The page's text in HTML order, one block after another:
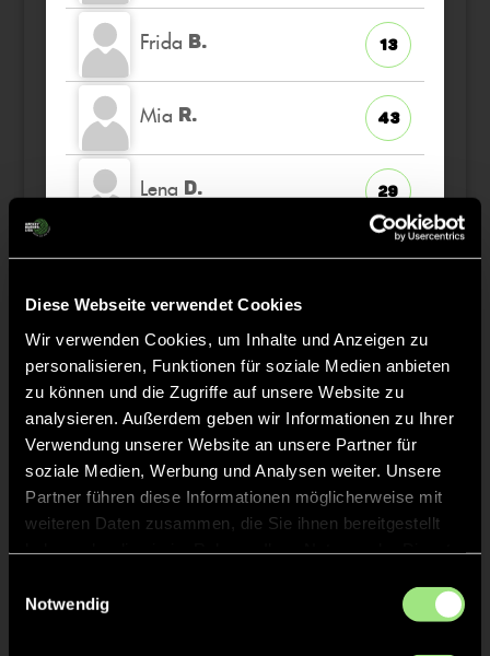
Diese Webseite verwendet Cookies
Wir verwenden Cookies, um Inhalte und Anzeigen zu
personalisieren, Funktionen für soziale Medien anbieten
zu können und die Zugriffe auf unsere Website zu
analysieren. Außerdem geben wir Informationen zu Ihrer
Verwendung unserer Website an unsere Partner für
soziale Medien, Werbung und Analysen weiter. Unsere
Partner führen diese Informationen möglicherweise mit
weiteren Daten zusammen, die Sie ihnen bereitgestellt
Notwendig
Frida B. 13
Mia R. 43
Lena D. 29
19
Marie T. 28
Staff
Jonah